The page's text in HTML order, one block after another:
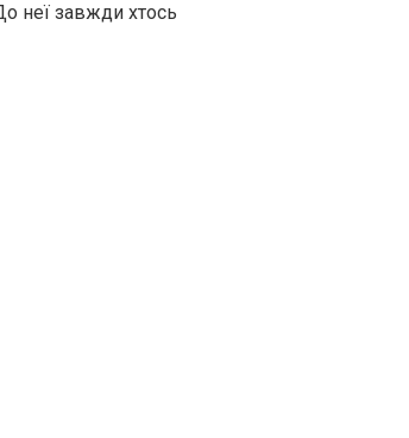
неї завжди хтось